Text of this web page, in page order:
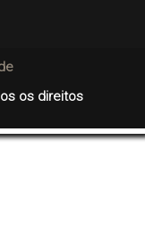
os direitos